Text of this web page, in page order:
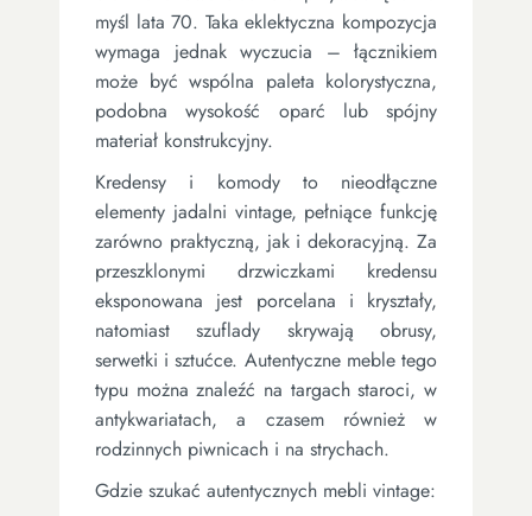
myśl lata 70. Taka eklektyczna kompozycja
wymaga jednak wyczucia – łącznikiem
może być wspólna paleta kolorystyczna,
podobna wysokość oparć lub spójny
materiał konstrukcyjny.
Kredensy i komody to nieodłączne
elementy jadalni vintage, pełniące funkcję
zarówno praktyczną, jak i dekoracyjną. Za
przeszklonymi drzwiczkami kredensu
eksponowana jest porcelana i kryształy,
natomiast szuflady skrywają obrusy,
serwetki i sztućce. Autentyczne meble tego
typu można znaleźć na targach staroci, w
antykwariatach, a czasem również w
rodzinnych piwnicach i na strychach.
Gdzie szukać autentycznych mebli vintage: